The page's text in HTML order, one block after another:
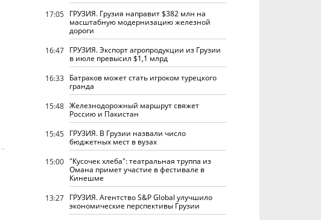
17:05 ГРУЗИЯ. Грузия направит $382 млн на
масштабную модернизацию железной
дороги
16:47 ГРУЗИЯ. Экспорт агропродукции из Грузии
в июле превысил $1,1 млрд
16:33 Батраков может стать игроком турецкого
гранда
15:48 Железнодорожный маршрут свяжет
Россию и Пакистан
15:45 ГРУЗИЯ. В Грузии назвали число
бюджетных мест в вузах
15:00 "Кусочек хлеба": театральная труппа из
Омана примет участие в фестивале в
Кинешме
13:27 ГРУЗИЯ. Агентство S&P Global улучшило
экономические перспективы Грузии